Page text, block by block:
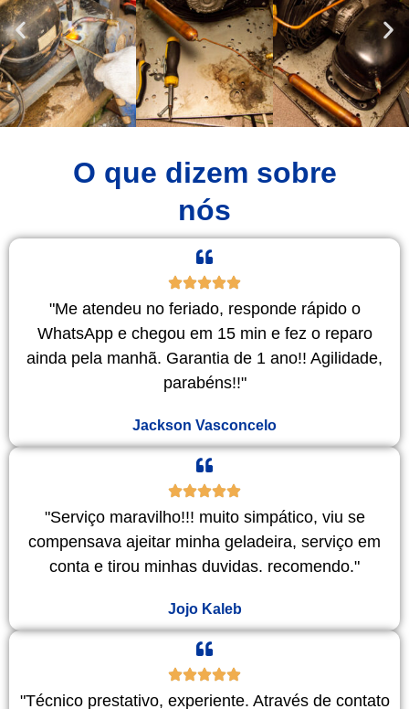
O que dizem sobre
nós
"Me atendeu no feriado, responde rápido o
WhatsApp e chegou em 15 min e fez o reparo
ainda pela manhã. Garantia de 1 ano!! Agilidade,
parabéns!!"
Jackson Vasconcelo
"Serviço maravilho!!! muito simpático, viu se
compensava ajeitar minha geladeira, serviço em
conta e tirou minhas duvidas. recomendo."
Jojo Kaleb
"Técnico prestativo, experiente. Através de contato